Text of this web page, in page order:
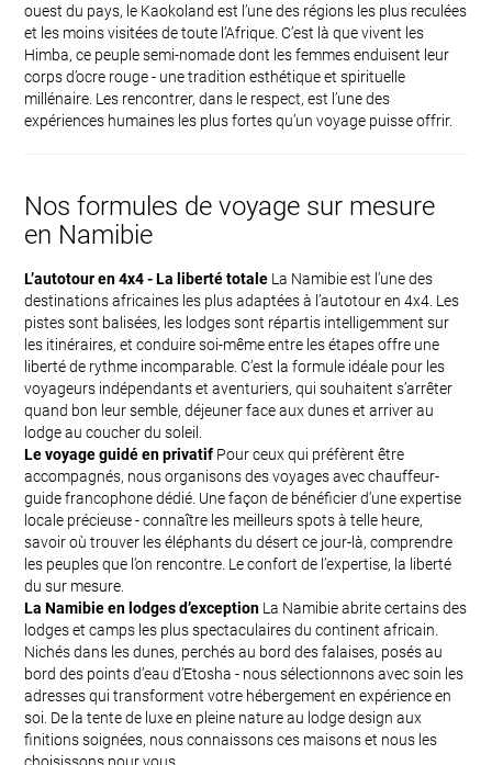
ouest du pays, le Kaokoland est l’une des régions les plus reculées
et les moins visitées de toute l’Afrique. C’est là que vivent les
Himba, ce peuple semi-nomade dont les femmes enduisent leur
corps d’ocre rouge - une tradition esthétique et spirituelle
millénaire. Les rencontrer, dans le respect, est l’une des
expériences humaines les plus fortes qu’un voyage puisse offrir.
Nos formules de voyage sur mesure
en Namibie
L’autotour en 4x4 - La liberté totale La Namibie est l’une des
destinations africaines les plus adaptées à l’autotour en 4x4. Les
pistes sont balisées, les lodges sont répartis intelligemment sur
les itinéraires, et conduire soi-même entre les étapes offre une
liberté de rythme incomparable. C’est la formule idéale pour les
voyageurs indépendants et aventuriers, qui souhaitent s’arrêter
quand bon leur semble, déjeuner face aux dunes et arriver au
lodge au coucher du soleil.
Le voyage guidé en privatif Pour ceux qui préfèrent être
accompagnés, nous organisons des voyages avec chauffeur-
guide francophone dédié. Une façon de bénéficier d’une expertise
locale précieuse - connaître les meilleurs spots à telle heure,
savoir où trouver les éléphants du désert ce jour-là, comprendre
les peuples que l’on rencontre. Le confort de l’expertise, la liberté
du sur mesure.
La Namibie en lodges d’exception La Namibie abrite certains des
lodges et camps les plus spectaculaires du continent africain.
Nichés dans les dunes, perchés au bord des falaises, posés au
bord des points d’eau d’Etosha - nous sélectionnons avec soin les
adresses qui transforment votre hébergement en expérience en
soi. De la tente de luxe en pleine nature au lodge design aux
finitions soignées, nous connaissons ces maisons et nous les